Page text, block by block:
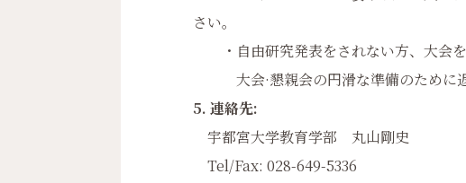
さい。
・自由研究発表をされない方、大会を
大会·懇親会の円滑な準備のため
5. 連絡先:
宇都宮大学教育学部 丸山剛史
Tel/Fax: 028-649-5336